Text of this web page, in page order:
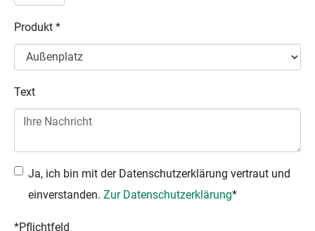
Produkt *
Text
Ja, ich bin mit der Datenschutzerklärung vertraut und
einverstanden. Zur Datenschutzerklärung*
*Pflichtfeld